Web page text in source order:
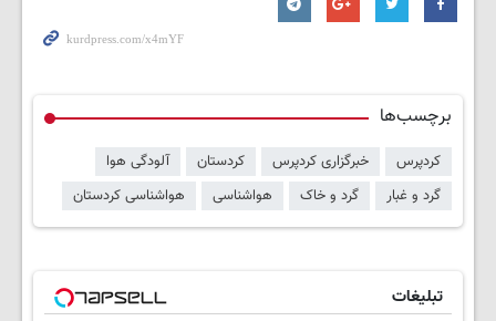
برچسب‌ها
کردپرس خبرگزاری کردپرس کردستان
آلودگی هوا
گرد و غبار
گرد و خاک هواشناسی هواشناسی کردستان
تبلیغات